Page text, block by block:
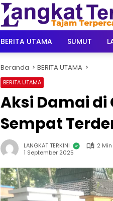
BERITA UTAMA
SUMUT
Beranda BERITA UTAMA
BERITA UTAMA
Aksi Damai di
Sempat
LANGKAT TERKINI
2
1 September 2025